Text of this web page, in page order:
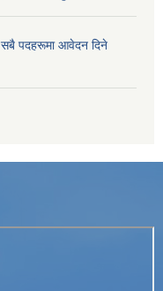
सबै पदहरूमा आवेदन दिने